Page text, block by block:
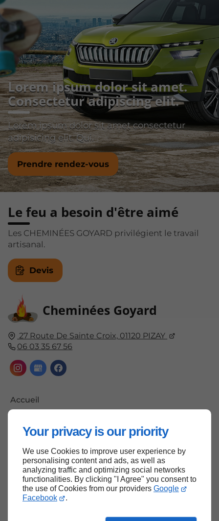
Your privacy is our priority
We use Cookies to improve user experience by
personalising content and ads, as well as
analyzing traffic and optimizing social networks
functionalities. By clicking "I Agree" you consent to
the use of Cookies from our providers Google
Facebook
.
Lorem ipsum dolor sit amet.
Consectetur adipiscing elit.
Lorem ipsum dolor sit amet consectetur
adipisicing elit. Qui.
Prendre rendez-vous
Cheminées Goyard
27 Route De Sainte Croix, 01120 PIZAY
06 03 35 67 56
Accueil
Mentions légales
Plan du site
Le feu a besoin d'être aimé
Les CHEMINÉES GOYARD privilégient le travail
artisanal.
Devis
Haut de page